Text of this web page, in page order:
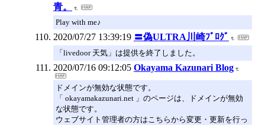
青。
Play with me♪
2020/07/27 13:39:19 〓偽ULTRA川崎ﾌﾞﾛｸﾞ
「livedoor 天気」は提供を終了しました。
2020/07/16 09:12:05 Okayama Kazunari Blog
ドメインが無効な状態です。
「 okayamakazunari.net 」のページは、ドメインが無効
な状態です。
ウェブサイト管理者の方はこちらから変更・更新を行っ